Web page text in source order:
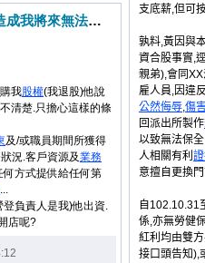
支底薪,但可
孰料,黃因與
資合股事實,
親弟),會同
雇人員,因違
公然侮辱,傷
回派出所製作
以致無法保
人相關有利
意擅自更換
自102.10.31
係,亦無勞健
紅利均由雙
接口頭告知),
針對合約內容.是否會造成我將來無法另行開店
我股權(我退股)他說
清楚.只擔心這樣的條
及/或職員期間所獲得
況.客戶資源及業務
何方式提供給任何第
...
負責人是我)他出資.
店呢?